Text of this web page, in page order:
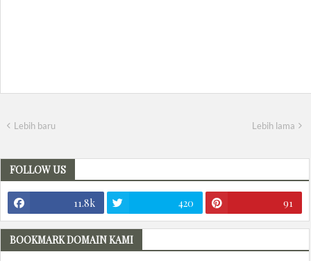
Lebih baru Lebih lama
FOLLOW US
11.8k 420 91
BOOKMARK DOMAIN KAMI